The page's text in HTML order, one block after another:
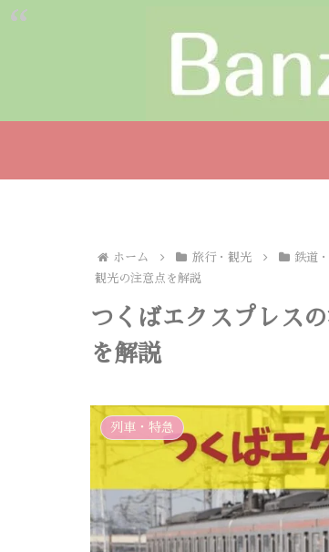
ホーム 旅行・観光 鉄道
観光の注意点を解説
つくばエクスプレス
を解説
列車・特急